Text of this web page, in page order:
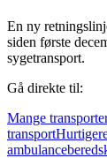
En ny
siden første
sygetransport.
Gå direkte til:
Mange
transport